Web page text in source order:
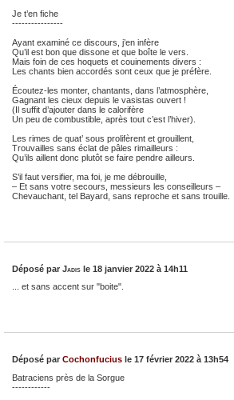
Je t’en fiche
----------------
Ayant examiné ce discours, j’en infère
Qu’il est bon que dissone et que boîte le vers.
Mais foin de ces hoquets et couinements divers :
Les chants bien accordés sont ceux que je préfère.
Écoutez-les monter, chantants, dans l’atmosphère,
Gagnant les cieux depuis le vasistas ouvert !
(Il suffit d’ajouter dans le calorifère
Un peu de combustible, après tout c’est l’hiver).
Les rimes de quat’ sous prolifèrent et grouillent,
Trouvailles sans éclat de pâles rimailleurs :
Qu’ils aillent donc plutôt se faire pendre ailleurs.
S’il faut versifier, ma foi, je me débrouille,
– Et sans votre secours, messieurs les conseilleurs –
Chevauchant, tel Bayard, sans reproche et sans trouille.
Déposé par Jadis le 18 janvier 2022 à 14h11
... et sans accent sur "boite".
Déposé par Cochonfucius le 17 février 2022 à 13h54
Batraciens près de la Sorgue
------------